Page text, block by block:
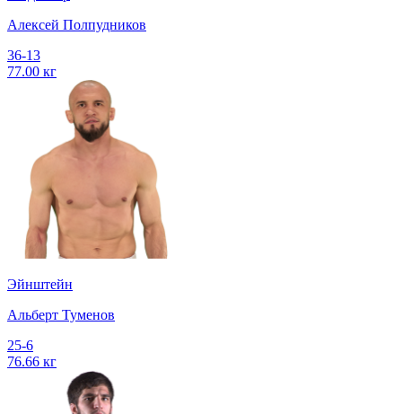
Алексей Полпудников
36-13
77.00 кг
Эйнштейн
Альберт Туменов
25-6
76.66 кг